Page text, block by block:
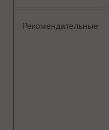
Рекомендательные